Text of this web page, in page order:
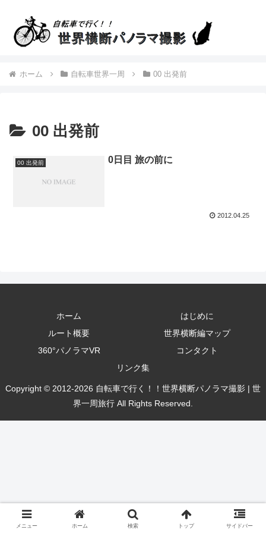
ホーム 自転車世界一周 00 出発前
00 出発前
00 出発前 0日目 旅の前に
2012.04.25
ホーム
はじめに
ルート概要
世界横断編マップ
360°パノラマVR
コンタクト
リンク集
Copyright © 2012-2026 自転車で行く！！世界横断パノラマ撮影 | 世
界一周旅行 All Rights Reserved.
メニュー ホーム 検索 トップ サイドバー